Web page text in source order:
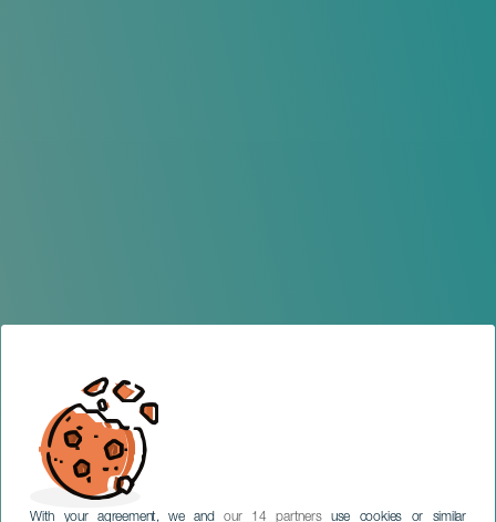
With your agreement, we andour 14 partnersuse cookies or similar